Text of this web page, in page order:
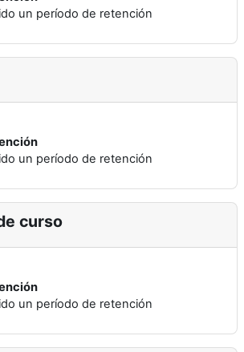
un período de retención
un período de retención
curso
un período de retención